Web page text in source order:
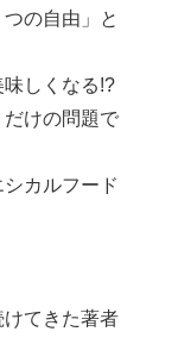
の自由」と
味しくなる!?
だけの問題で
カルフード
てきた著者